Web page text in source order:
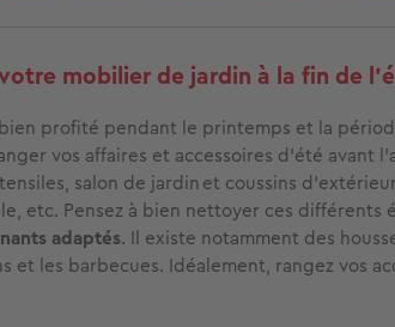
mobilier de jardin à la fin de
profité pendant le printemps et la
vos affaires et accessoires d’été avant
salon de jardin et coussins
etc. Pensez à bien nettoyer ces différents
adaptés. Il existe notamment des
et les barbecues. Idéalement, rangez vos